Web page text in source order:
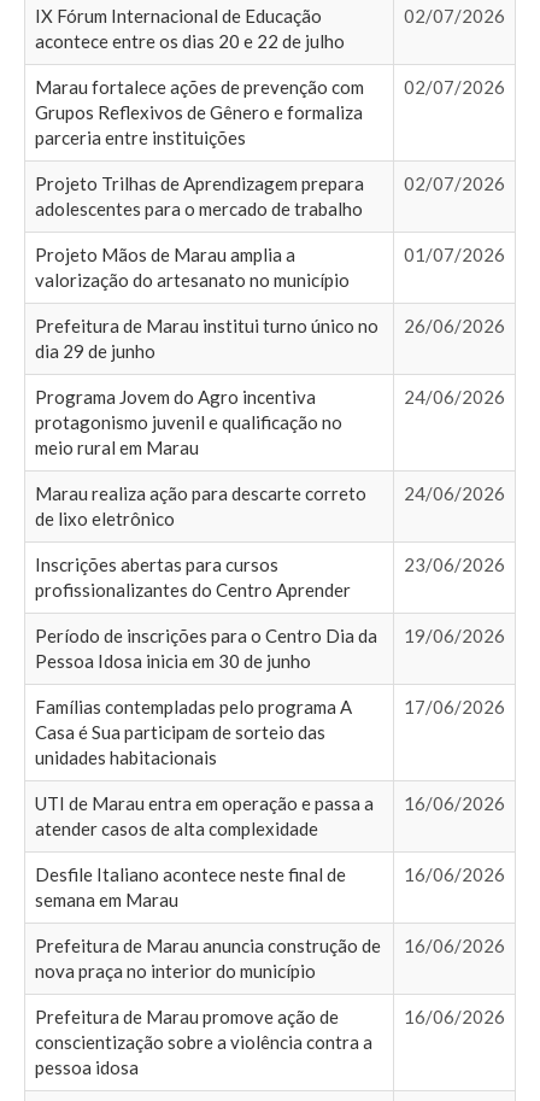
IX Fórum Internacional de Educação
acontece entre os dias 20 e 22 de julho
02/07/2026
Marau fortalece ações de prevenção com
Grupos Reflexivos de Gênero e formaliza
parceria entre instituições
02/07/2026
Projeto Trilhas de Aprendizagem prepara
adolescentes para o mercado de trabalho
02/07/2026
Projeto Mãos de Marau amplia a
valorização do artesanato no município
01/07/2026
Prefeitura de Marau institui turno único no
dia 29 de junho
26/06/2026
Programa Jovem do Agro incentiva
protagonismo juvenil e qualificação no
meio rural em Marau
24/06/2026
Marau realiza ação para descarte correto
de lixo eletrônico
24/06/2026
Inscrições abertas para cursos
profissionalizantes do Centro Aprender
23/06/2026
Período de inscrições para o Centro Dia da
Pessoa Idosa inicia em 30 de junho
19/06/2026
Famílias contempladas pelo programa A
Casa é Sua participam de sorteio das
unidades habitacionais
17/06/2026
UTI de Marau entra em operação e passa a
atender casos de alta complexidade
16/06/2026
Desfile Italiano acontece neste final de
semana em Marau
16/06/2026
Prefeitura de Marau anuncia construção de
nova praça no interior do município
16/06/2026
Prefeitura de Marau promove ação de
conscientização sobre a violência contra a
pessoa idosa
16/06/2026